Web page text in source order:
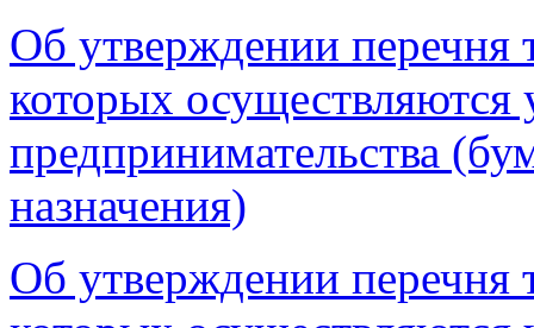
Об утверждении перечня
которых осуществляются
предпринимательства
назначения)
Об утверждении перечня